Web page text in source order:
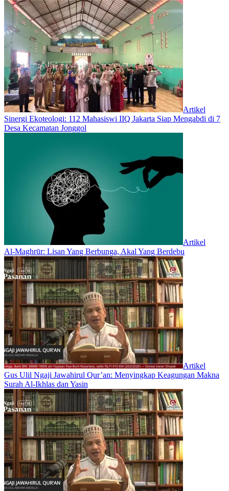
Artikel
‎Sinergi Ekoteologi: 112 Mahasiswi IIQ Jakarta Siap Mengabdi di 7
Desa Kecamatan Jonggol
Artikel
Al-Maghrūr: Lisan Yang Berbunga, Akal Yang Berdebu
Artikel
Gus Ulil Ngaji Jawahirul Qur’an: Menyingkap Keagungan Makna
Surah Al-Ikhlas dan Yasin